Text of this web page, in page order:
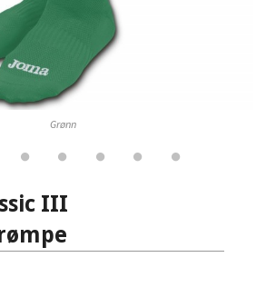
Grønn
III